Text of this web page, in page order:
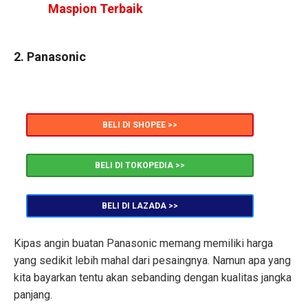
Maspion Terbaik
2. Panasonic
BELI DI SHOPEE >>
BELI DI TOKOPEDIA >>
BELI DI LAZADA >>
Kipas angin buatan Panasonic memang memiliki harga
yang sedikit lebih mahal dari pesaingnya. Namun apa yang
kita bayarkan tentu akan sebanding dengan kualitas jangka
panjang.